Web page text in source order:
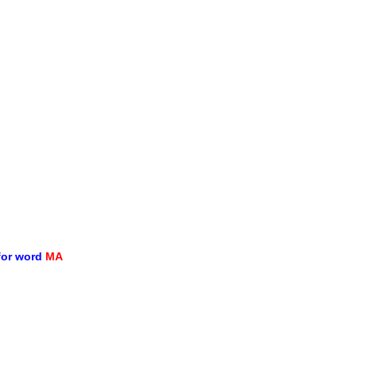
word MA